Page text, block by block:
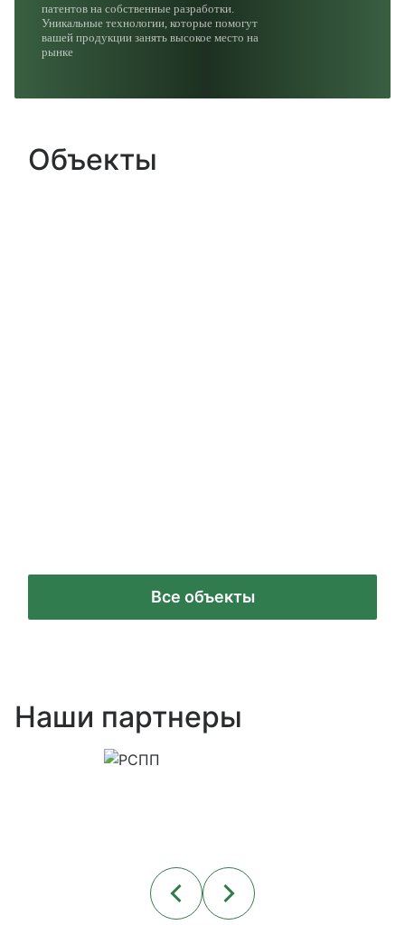
патентов на собственные разработки.
Уникальные технологии, которые помогут
вашей продукции занять высокое место на
рынке
Объекты
Все объекты
Наши партнеры